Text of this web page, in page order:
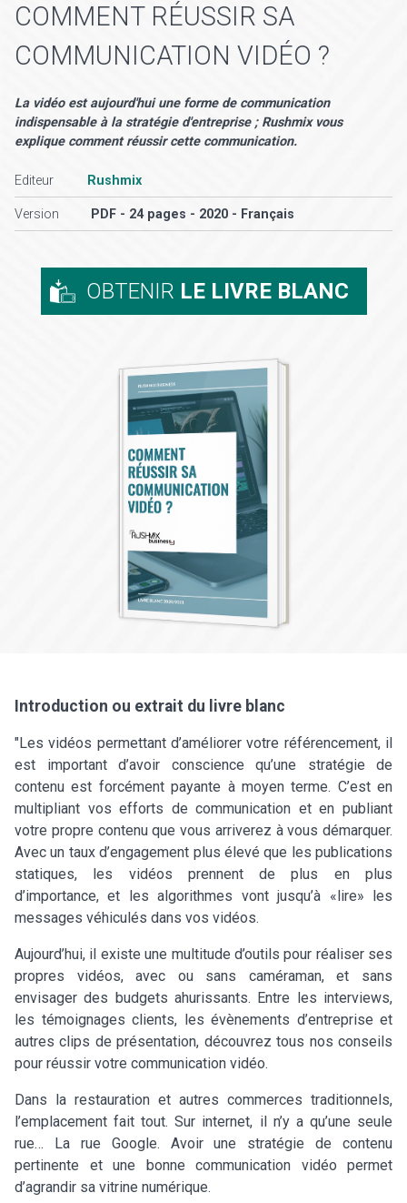
COMMENT RÉUSSIR SA
COMMUNICATION VIDÉO ?
La vidéo est aujourd'hui une forme de communication
indispensable à la stratégie d'entreprise ; Rushmix vous
explique comment réussir cette communication.
Editeur Rushmix
Version PDF - 24 pages - 2020 - Français
OBTENIR LE LIVRE BLANC
Introduction ou extrait du livre blanc
"Les vidéos permettant d’améliorer votre référencement, il
est important d’avoir conscience qu’une stratégie de
contenu est forcément payante à moyen terme. C’est en
multipliant vos efforts de communication et en publiant
votre propre contenu que vous arriverez à vous démarquer.
Avec un taux d’engagement plus élevé que les publications
statiques, les vidéos prennent de plus en plus
d’importance, et les algorithmes vont jusqu’à «lire» les
messages véhiculés dans vos vidéos.
Aujourd’hui, il existe une multitude d’outils pour réaliser ses
propres vidéos, avec ou sans caméraman, et sans
envisager des budgets ahurissants. Entre les interviews,
les témoignages clients, les évènements d’entreprise et
autres clips de présentation, découvrez tous nos conseils
pour réussir votre communication vidéo.
Dans la restauration et autres commerces traditionnels,
l’emplacement fait tout. Sur internet, il n’y a qu’une seule
rue… La rue Google. Avoir une stratégie de contenu
pertinente et une bonne communication vidéo permet
d’agrandir sa vitrine numérique.